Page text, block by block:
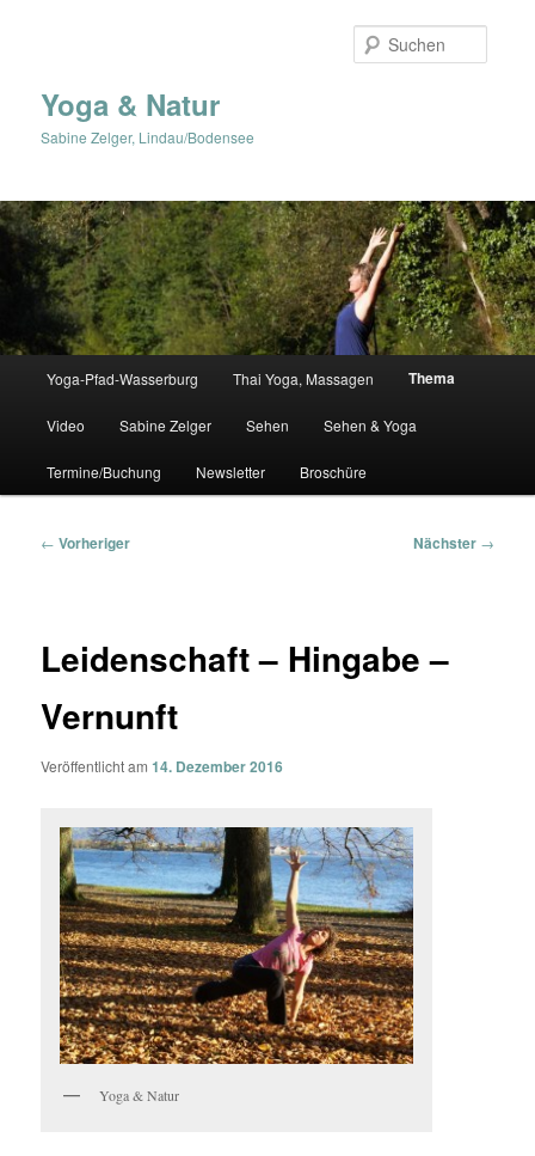
Yoga & Natur
Sabine Zelger, Lindau/Bodensee
Yoga-Pfad-Wasserburg Thai Yoga, Massagen Thema
Video Sabine Zelger Sehen Sehen & Yoga
Termine/Buchung Newsletter Broschüre
Beitragsnavigation
← Vorheriger Nächster →
Leidenschaft – Hingabe –
Vernunft
Veröffentlicht am14. Dezember 2016
Yoga & Natur